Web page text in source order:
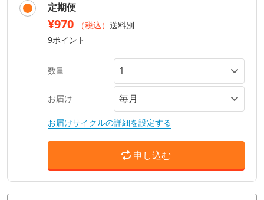
定期便
¥970 （税込） 送料別
9ポイント
数量
お届け
お届けサイクルの詳細を設定する
申し込む